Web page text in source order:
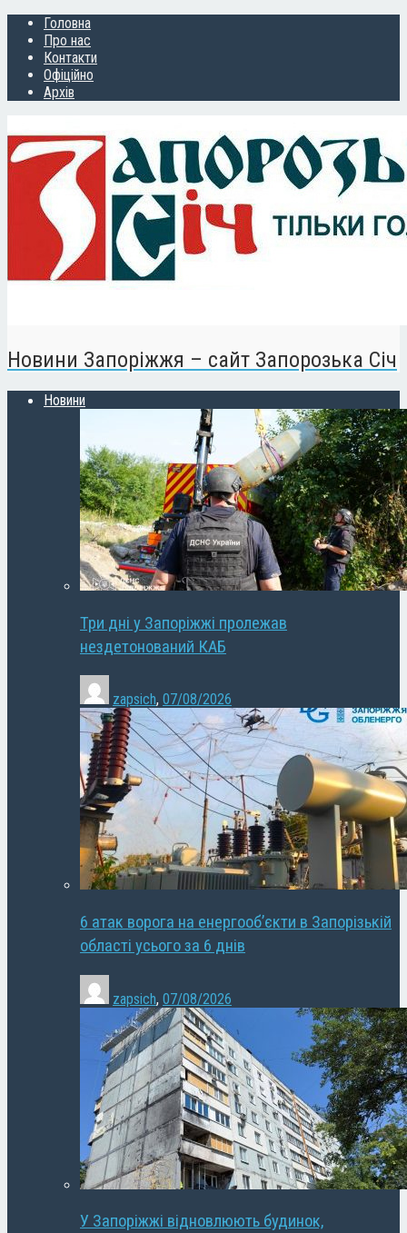
Головна
Про нас
Контакти
Офіційно
Архів
Новини Запоріжжя – сайт Запорозька Січ
Новини
Три дні у Запоріжжі пролежав
нездетонований КАБ
zapsich, 07/08/2026
6 атак ворога на енергооб’єкти в Запорізькій
області усього за 6 днів
zapsich, 07/08/2026
У Запоріжжі відновлюють будинок,